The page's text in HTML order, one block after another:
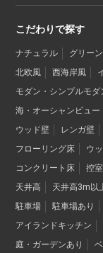
こだわりで探す
ナチュラル グリーン
北欧風
西海岸風
モダン・シンプルモダ
海・オーシャンビュー
ウッド壁
レンガ壁
フローリング床
ウ
コンクリート床
控室
天井高
天井高3m以
駐車場
駐車場あり
アイランドキッチン
庭・ガーデンあり